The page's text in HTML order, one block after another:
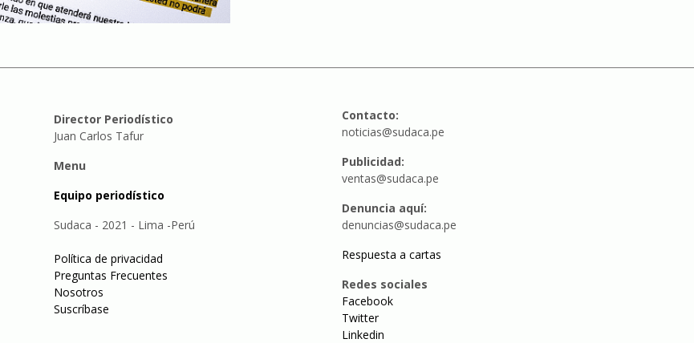
Director Periodístico
Juan Carlos Tafur
Menu
Equipo periodístico
Sudaca - 2021 - Lima -Perú
Política de privacidad
Preguntas Frecuentes
Nosotros
Suscríbase
Contacto:
noticias@sudaca.pe
Publicidad:
ventas@sudaca.pe
Denuncia aquí:
denuncias@sudaca.pe
Respuesta a cartas
Redes sociales
Facebook
Twitter
Linkedin